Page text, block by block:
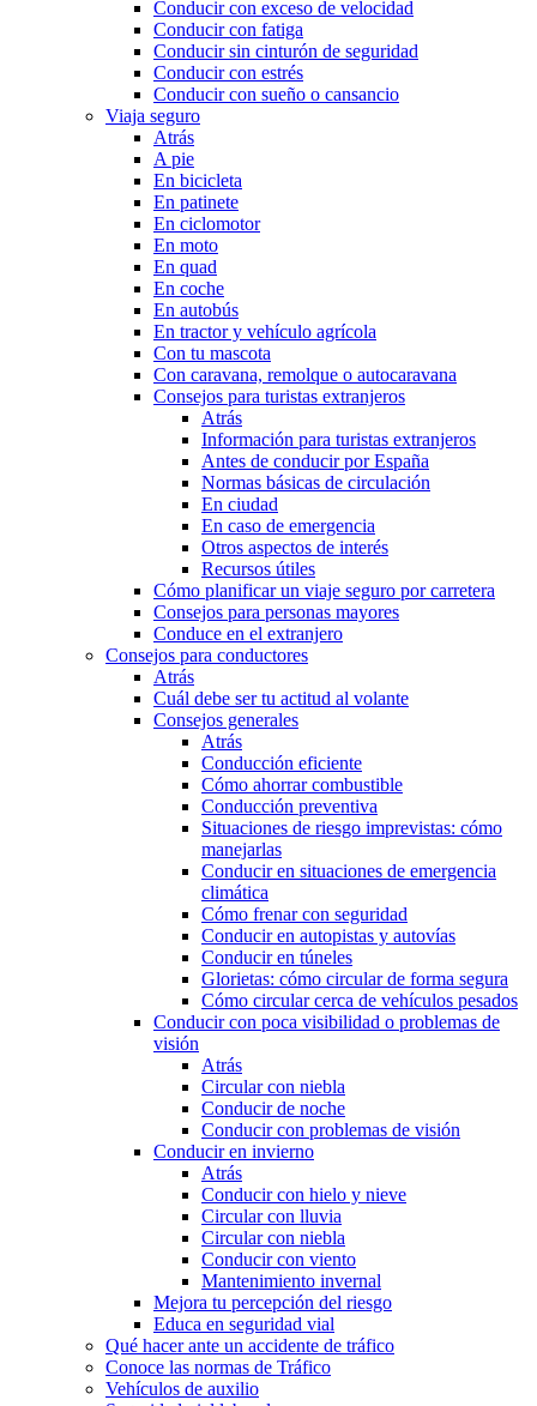
Conducir con exceso de velocidad
Conducir con fatiga
Conducir sin cinturón de seguridad
Conducir con estrés
Conducir con sueño o cansancio
Viaja seguro
Atrás
A pie
En bicicleta
En patinete
En ciclomotor
En moto
En quad
En coche
En autobús
En tractor y vehículo agrícola
Con tu mascota
Con caravana, remolque o autocaravana
Consejos para turistas extranjeros
Atrás
Información para turistas extranjeros
Antes de conducir por España
Normas básicas de circulación
En ciudad
En caso de emergencia
Otros aspectos de interés
Recursos útiles
Cómo planificar un viaje seguro por carretera
Consejos para personas mayores
Conduce en el extranjero
Consejos para conductores
Atrás
Cuál debe ser tu actitud al volante
Consejos generales
Atrás
Conducción eficiente
Cómo ahorrar combustible
Conducción preventiva
Situaciones de riesgo imprevistas: cómo
manejarlas
Conducir en situaciones de emergencia
climática
Cómo frenar con seguridad
Conducir en autopistas y autovías
Conducir en túneles
Glorietas: cómo circular de forma segura
Cómo circular cerca de vehículos pesados
Conducir con poca visibilidad o problemas de
visión
Atrás
Circular con niebla
Conducir de noche
Conducir con problemas de visión
Conducir en invierno
Atrás
Conducir con hielo y nieve
Circular con lluvia
Circular con niebla
Conducir con viento
Mantenimiento invernal
Mejora tu percepción del riesgo
Educa en seguridad vial
Qué hacer ante un accidente de tráfico
Conoce las normas de Tráfico
Vehículos de auxilio